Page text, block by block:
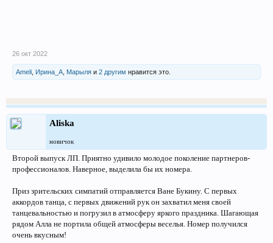
26 окт 2022
Ameli Ирина_А Марыля и 2 другим нравится это.
Aliska
новичок
Второй выпуск ЛП. Приятно удивило молодое поколение партнеров-
профессионалов. Наверное, выделила бы их номера.
Приз зрительских симпатий отправляется Ване Букину. С первых
аккордов танца, с первых движений рук он захватил меня своей
танцевальностью и погрузил в атмосферу яркого праздника. Шагающая
рядом Алла не портила общей атмосферы веселья. Номер получился
очень вкусным!